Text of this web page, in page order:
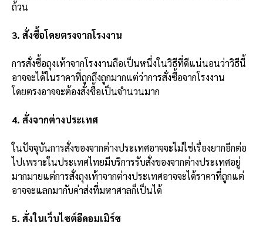
ถ้วน
3. สั่งซื้อโดยตรงจากโรงงาน
การสั่งซื้อถุงเท้าจากโรงงานถือเป็นหนึ่งในวิธีที่ดีแน่นอนว่าวิธีนี้
อาจจะได้ในราคาที่ถูกถึงถูกมากแต่ว่าการสั่งซื้อจากโรงงาน
โดยตรงอาจจะต้องสั่งซื้อเป็นจำนวนมาก
4. สั่งจากต่างประเทศ
ในปัจจุบันการสั่งของจากต่างประเทศอาจจะไม่ใช่เรื่องยากอีกต่อ
ไปเพราะในประเทศไทยมีบริการรับสั่งของจากต่างประเทศอยู่
มากมายแต่การสั่งถุงเท้าจากต่างประเทศอาจจะได้ราคาที่ถูกแต่
อาจจะแลกมากับค่าส่งที่มหาศาลก็เป็นได้
5. สั่งในเว็บไซต์อีคอมเมิร์ซ